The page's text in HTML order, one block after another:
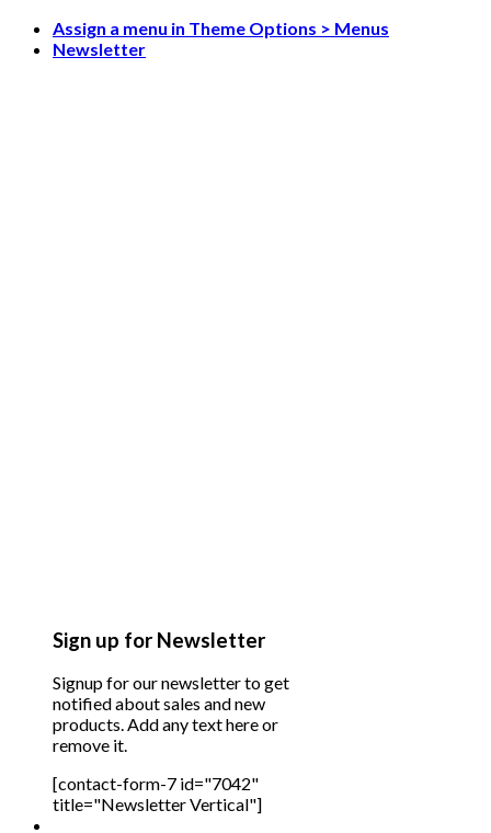
Skip
Assign a menu in Theme Options > Menus
Newsletter
Sign up for Newsletter
Signup for our newsletter to get
notified about sales and new
products. Add any text here or
remove it.
[contact-form-7 id="7042"
title="Newsletter Vertical"]